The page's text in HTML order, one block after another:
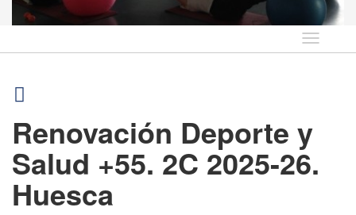
Idioma
Renovación Deporte y
Salud +55. 2C 2025-26.
Huesca